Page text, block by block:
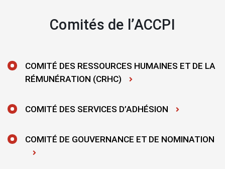
Comités de l’ACCPI
COMITÉ DES RESSOURCES HUMAINES ET DE LA
RÉMUNÉRATION (CRHC)
COMITÉ DES SERVICES D’ADHÉSION
COMITÉ DE GOUVERNANCE ET DE NOMINATION